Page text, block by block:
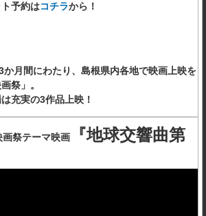
予約はコチラから！
か月間にわたり、島根県内各地で映画上映を
祭」。
充実の3作品上映！
祭テーマ映画
『地球交響曲第